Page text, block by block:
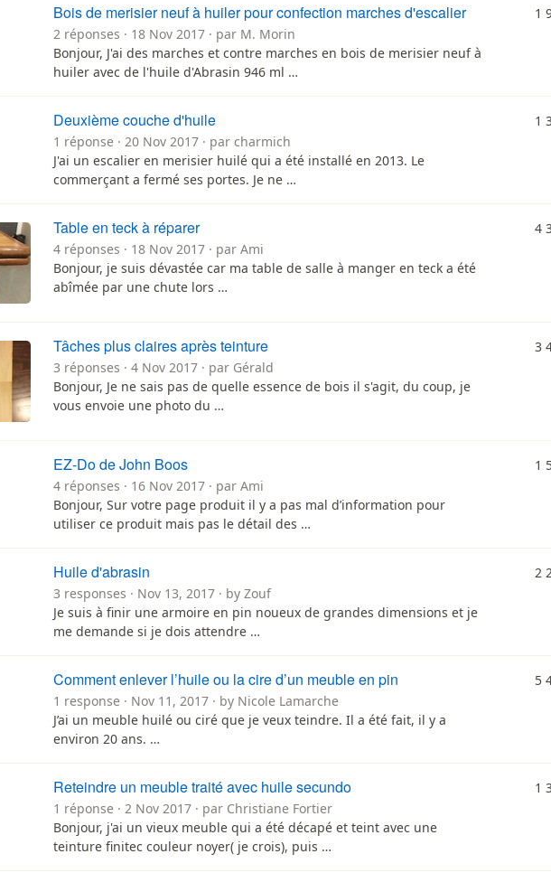
Bois de merisier neuf à huiler pour confection marches d'escalier
2 réponses · 18 Nov 2017 · par M. Morin
Bonjour, J'ai des marches et contre marches en bois de merisier neuf à
huiler avec de l'huile d'Abrasin 946 ml …
1
Deuxième couche d'huile
1 réponse · 20 Nov 2017 · par charmich
J'ai un escalier en merisier huilé qui a été installé en 2013. Le
commerçant a fermé ses portes. Je ne …
1
Table en teck à réparer
4 réponses · 18 Nov 2017 · par Ami
Bonjour, je suis dévastée car ma table de salle à manger en teck a été
abîmée par une chute lors …
4
Tâches plus claires après teinture
3 réponses · 4 Nov 2017 · par Gérald
Bonjour, Je ne sais pas de quelle essence de bois il s'agit, du coup, je
vous envoie une photo du …
3
EZ-Do de John Boos
4 réponses · 16 Nov 2017 · par Ami
Bonjour, Sur votre page produit il y a pas mal d’information pour
utiliser ce produit mais pas le détail des …
1
Huile d'abrasin
3 responses · Nov 13, 2017 · by Zouf
Je suis à finir une armoire en pin noueux de grandes dimensions et je
me demande si je dois attendre …
2
Comment enlever l’huile ou la cire d’un meuble en pin
1 response · Nov 11, 2017 · by Nicole Lamarche
J’ai un meuble huilé ou ciré que je veux teindre. Il a été fait, il y a
environ 20 ans. …
5
Reteindre un meuble traité avec huile secundo
1 réponse · 2 Nov 2017 · par Christiane Fortier
Bonjour, j'ai un vieux meuble qui a été décapé et teint avec une
teinture finitec couleur noyer( je crois), puis …
1